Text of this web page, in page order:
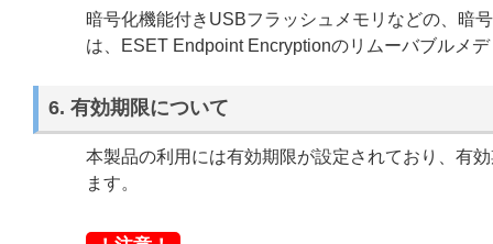
暗号化機能付きUSBフラッシュメモリなどの、暗
は、ESET Endpoint Encryptionのリムーバブルメ
6. 有効期限について
本製品の利用には有効期限が設定されており、有
ます。